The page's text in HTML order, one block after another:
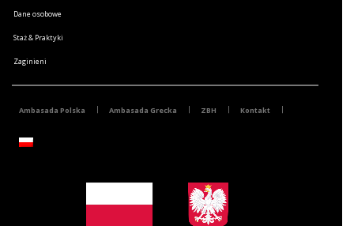
Dane osobowe
Staż & Praktyki
Zaginieni
Ambasada Polska Ambasada Grecka ZBH Kontakt